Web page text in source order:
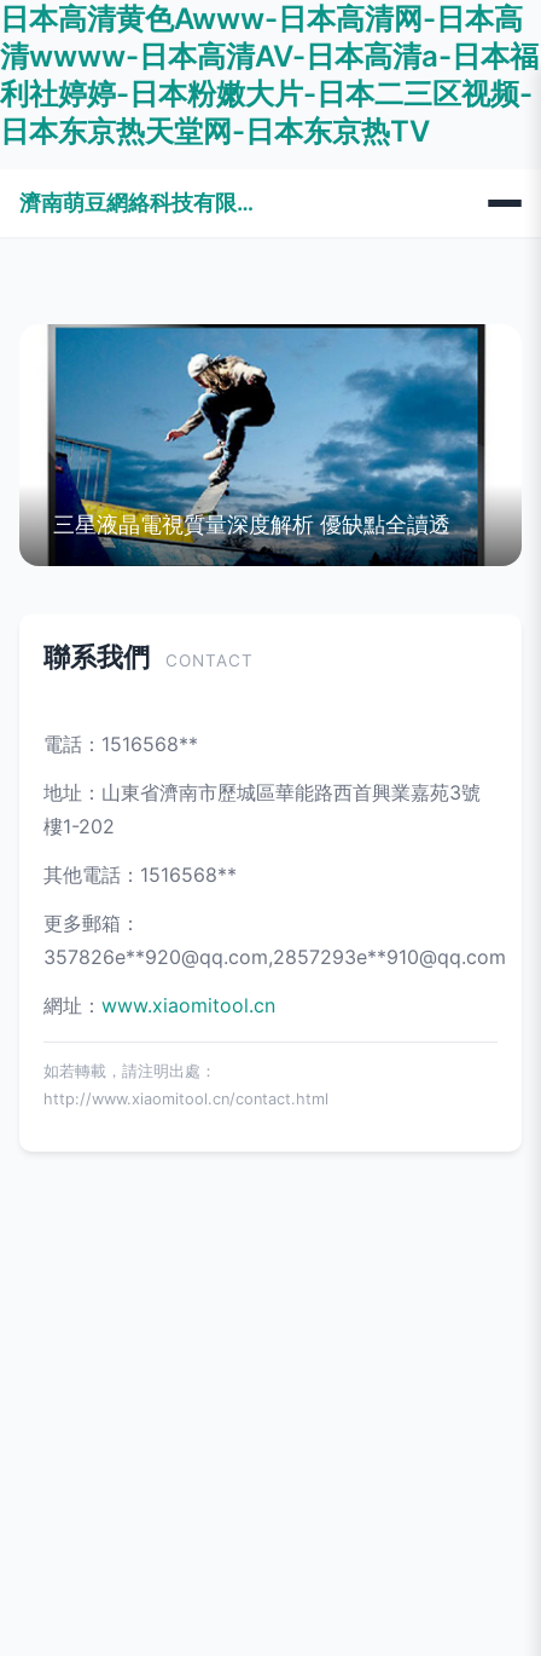
日本高清黄色Awww-日本高清网-日本高
清wwww-日本高清AⅤ-日本高清a-日本福
利社婷婷-日本粉嫩大片-日本二三区视频-
日本东京热天堂网-日本东京热TV
濟南萌豆網絡科技有限公司
三星液晶電視質量深度解析 優缺點全讀透
聯系我們 CONTACT
電話：1516568**
地址：山東省濟南市歷城區華能路西首興業嘉苑3號
樓1-202
其他電話：1516568**
更多郵箱：
357826e**920@qq.com,2857293e**910@qq.com
網址： www.xiaomitool.cn
如若轉載，請注明出處：
http://www.xiaomitool.cn/contact.html